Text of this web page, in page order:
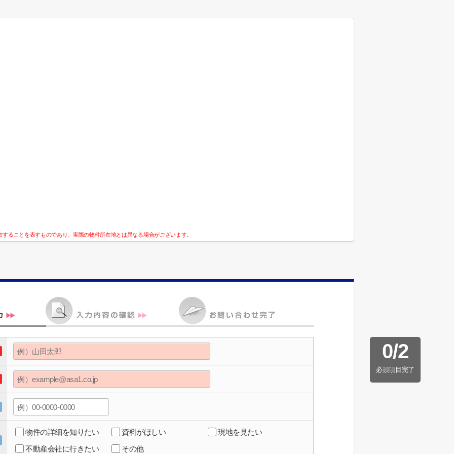
ることを表すものであり、実際の物件所在地とは異なる場合がございます。
0/2
必須項目完了
物件の詳細を知りたい 資料がほしい
現地を見たい
不動産会社に行きたい
その他